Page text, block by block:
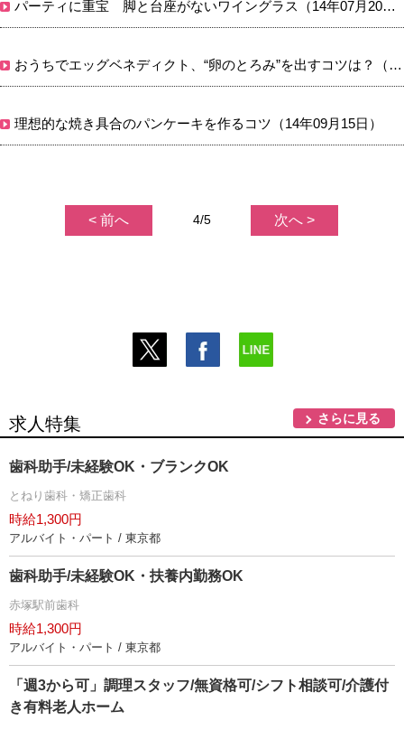
パーティに重宝 脚と台座がないワイングラス（14年07月20日）
おうちでエッグベネディクト、“卵のとろみ”を出すコツは？（14年09月10日）
理想的な焼き具合のパンケーキを作るコツ（14年09月15日）
< 前へ 4/5 次へ >
求人特集 さらに見る
歯科助手/未経験OK・ブランクOK
とねり歯科・矯正歯科
時給1,300円
アルバイト・パート / 東京都
歯科助手/未経験OK・扶養内勤務OK
赤塚駅前歯科
時給1,300円
アルバイト・パート / 東京都
「週3から可」調理スタッフ/無資格可/シフト相談可/介護付
き有料老人ホーム